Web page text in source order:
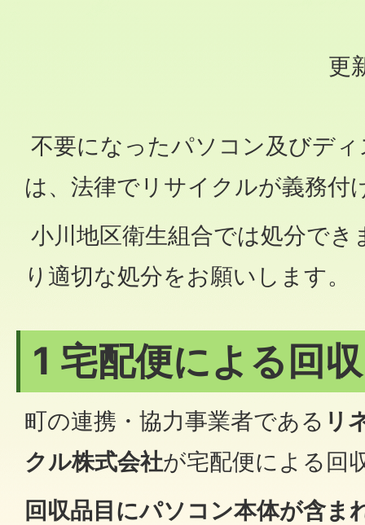
更
不要になったパソコン及びデ
は、法律でリサイクルが義務付
小川地区衛生組合では処分で
り適切な処分をお願いします。
1 宅配便による回収
町の連携・協力事業者である リ
クル株式会社が宅配便による回
回収品目にパソコン本体が含ま